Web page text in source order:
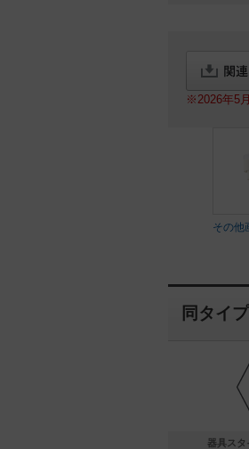
※2026年5
その他
同タイ
器具スタ
スポットライト